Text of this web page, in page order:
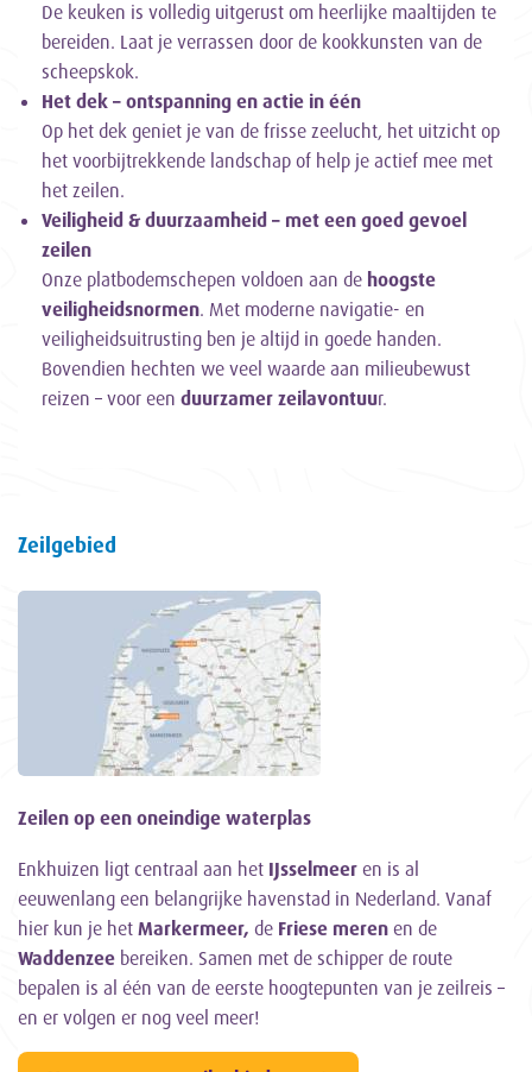
De keuken is volledig uitgerust om heerlijke maaltijden te
bereiden. Laat je verrassen door de kookkunsten van de
scheepskok.
Het dek – ontspanning en actie in één
Op het dek geniet je van de frisse zeelucht, het uitzicht op
het voorbijtrekkende landschap of help je actief mee met
het zeilen.
Veiligheid & duurzaamheid – met een goed gevoel
zeilen
Onze platbodemschepen voldoen aan de hoogste
veiligheidsnormen. Met moderne navigatie- en
veiligheidsuitrusting ben je altijd in goede handen.
Bovendien hechten we veel waarde aan milieubewust
reizen – voor een duurzamer zeilavontuur.
Zeilgebied
Zeilen op een oneindige waterplas
Enkhuizen ligt centraal aan het IJsselmeer en is al
eeuwenlang een belangrijke havenstad in Nederland. Vanaf
hier kun je het Markermeer, de Friese meren en de
Waddenzee bereiken. Samen met de schipper de route
bepalen is al één van de eerste hoogtepunten van je zeilreis –
en er volgen er nog veel meer!